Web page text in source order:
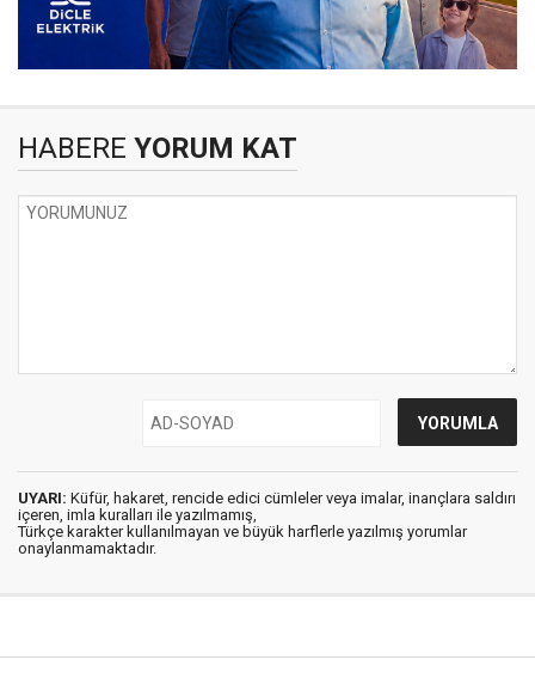
HABERE YORUM KAT
UYARI: Küfür, hakaret, rencide edici cümleler veya imalar, inançlara saldırı
içeren, imla kuralları ile yazılmamış,
Türkçe karakter kullanılmayan ve büyük harflerle yazılmış yorumlar
onaylanmamaktadır.